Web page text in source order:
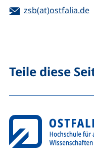
E-Mail:
zsb(at)ostfalia.de
Teile diese